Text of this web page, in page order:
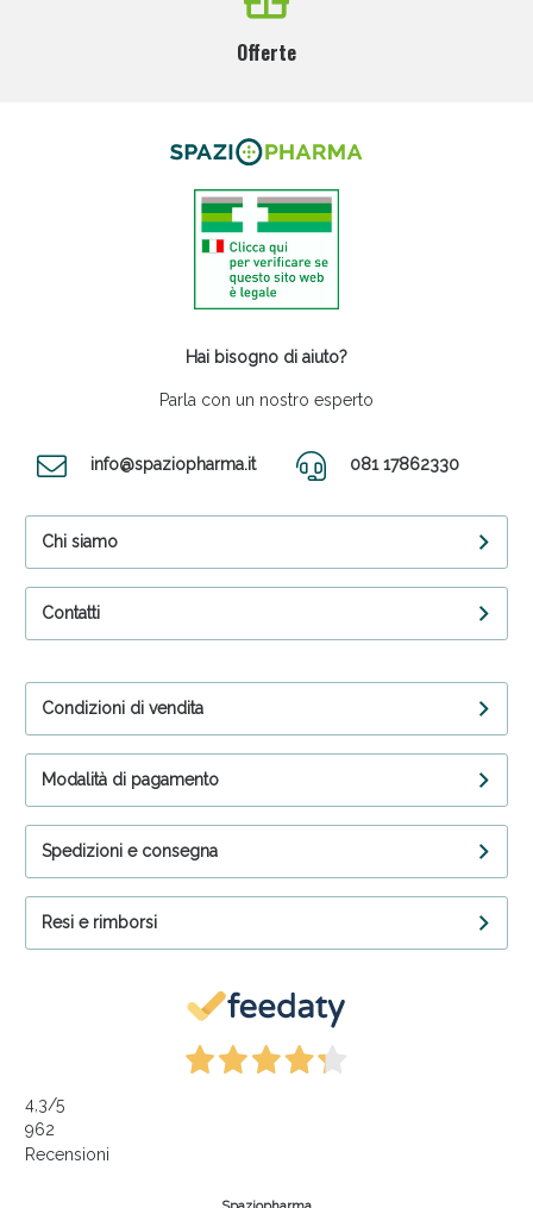
Offerte
Hai bisogno di aiuto?
Parla con un nostro esperto
info@spaziopharma.it 081 17862330
Chi siamo
Contatti
Condizioni di vendita
Modalità di pagamento
Spedizioni e consegna
Resi e rimborsi
4,3/5
962
Recensioni